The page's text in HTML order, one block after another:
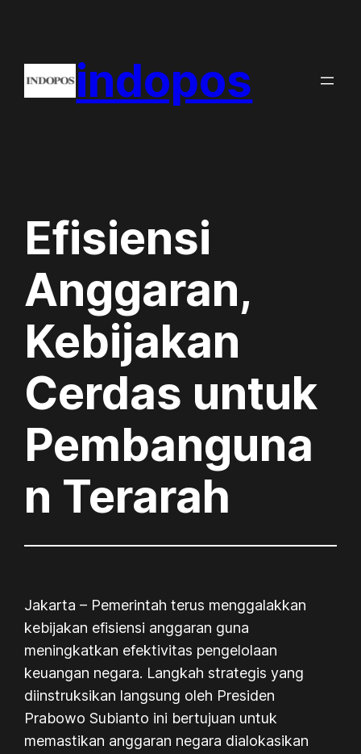
content
indopos
Efisiensi
Anggaran,
Kebijakan
Cerdas untuk
Pembanguna
n Terarah
Jakarta – Pemerintah terus menggalakkan
kebijakan efisiensi anggaran guna
meningkatkan efektivitas pengelolaan
keuangan negara. Langkah strategis yang
diinstruksikan langsung oleh Presiden
Prabowo Subianto ini bertujuan untuk
memastikan anggaran negara dialokasikan